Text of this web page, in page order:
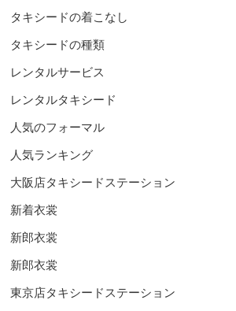
タキシードの着こなし
タキシードの種類
レンタルサービス
レンタルタキシード
人気のフォーマル
人気ランキング
大阪店タキシードステーション
新着衣裳
新郎衣裳
新郎衣裳
東京店タキシードステーション